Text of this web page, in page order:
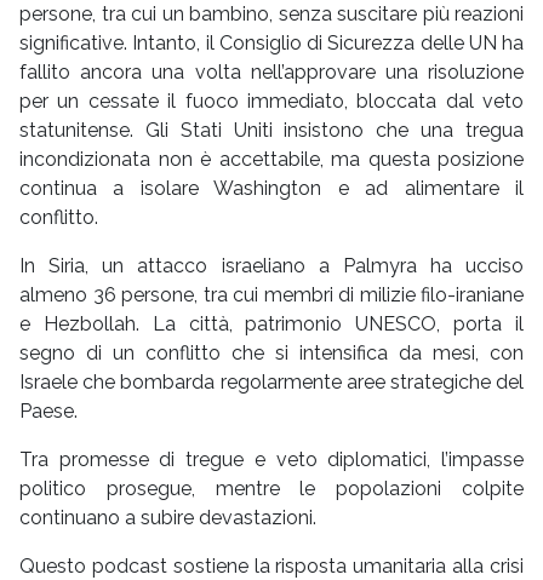
persone, tra cui un bambino, senza suscitare più reazioni
significative. Intanto, il Consiglio di Sicurezza delle UN ha
fallito ancora una volta nell’approvare una risoluzione
per un cessate il fuoco immediato, bloccata dal veto
statunitense. Gli Stati Uniti insistono che una tregua
incondizionata non è accettabile, ma questa posizione
continua a isolare Washington e ad alimentare il
conflitto.
In Siria, un attacco israeliano a Palmyra ha ucciso
almeno 36 persone, tra cui membri di milizie filo-iraniane
e Hezbollah. La città, patrimonio UNESCO, porta il
segno di un conflitto che si intensifica da mesi, con
Israele che bombarda regolarmente aree strategiche del
Paese.
Tra promesse di tregue e veto diplomatici, l’impasse
politico prosegue, mentre le popolazioni colpite
continuano a subire devastazioni.
Questo podcast sostiene la risposta umanitaria alla crisi